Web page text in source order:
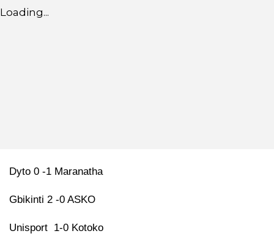
Loading...
Dyto 0 -1 Maranatha
Gbikinti 2 -0 ASKO
Unisport 1-0 Kotoko